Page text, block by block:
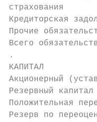
Кредиторская
Прочие
Всего
.
КАПИТАЛ
Акционерный
Резервный
Резерв по